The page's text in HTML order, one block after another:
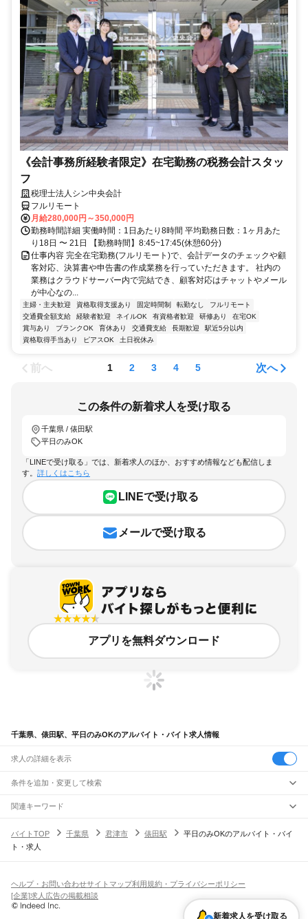
《会計事務所経験者限定》在宅勤務の税務会計スタッ
フ
税理士法人シン中央会計
フルリモート
月給280,000円～350,000円
勤務時間詳細 実働時間：1日あたり8時間 平均勤務日数：1ヶ月あた
り18日 〜 21日 【勤務時間】8:45~17:45(休憩60分)
仕事内容 完全在宅勤務(フルリモート)で、会計データのチェックや顧
客対応、決算書や申告書の作成業務を行っていただきます。 社内の
業務はクラウドサーバー内で完結でき、顧客対応はチャットやメール
が中心なの...
主婦・主夫歓迎 資格取得支援あり 固定時間制 転勤なし
フルリモート
交通費全額支給
経験者歓迎 ネイルOK 有資格者歓迎 研修あり
在宅OK
賞与あり
ブランクOK 育休あり 交通費支給 長期歓迎
駅近5分以内
資格取得手当あり
ピアスOK 土日祝休み
前へ 1 2 3 4 5 次へ
この条件の新着求人を受け取る
千葉県 / 俵田駅
平日のみOK
「LINEで受け取る」では、新着求人のほか、おすすめ情報なども配信しま
す。 詳しくはこちら
LINEで受け取る
メールで受け取る
アプリを無料ダウンロード
千葉県、俵田駅、平日のみOKのアルバイト・バイト求人情報
求人の詳細を表示
条件を追加・変更して検索
市区町村を追加・変更
千葉県すべて
千葉市
旭市習志野市柏市勝浦市市原市流山市八千代市我孫子市鴨川市鎌ケ谷市
君津市富津市浦安市 印西市白井市富里市南房総市
匝瑳市香取市 印旛郡 香取郡山武郡 長生郡夷隅郡
駅を追加・変更
JR中央・総武線
市川駅本八幡駅下総中山駅 津田沼駅幕張本郷駅幕張駅
新検見川駅
職種を追加・変更
飲食・フードサービスすべて
ホールスタッフキッチンスタッフ
パン屋（ベーカリー）
バー（BAR）・バーテンダー
飲食店（店長・マネージャー）
人気
日払いOK高校生歓迎 髪型・髪色自由
留学生・外国人活躍中
雇用形態を追加・変更
関連キーワード
バイトTOP
千葉県 君津市 俵田駅
平日のみOKのアルバイト・バイ
ト・求人
新着求人を受け取る
ヘルプ・お問い合わせサイトマップ利用規約・プライバシーポリシー
[企業]求人広告の掲載相談